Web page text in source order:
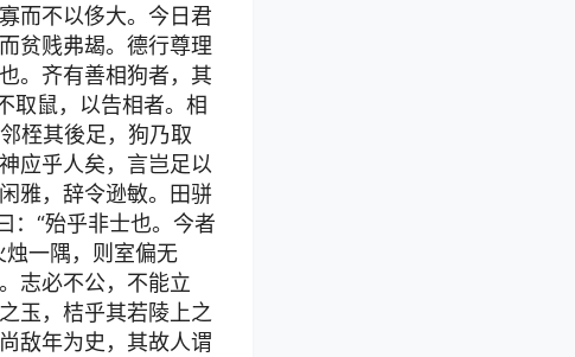
而不以侈大。今日君
贫贱弗朅。德行尊理
。齐有善相狗者，其
取鼠，以告相者。相
桎其後足，狗乃取
应乎人矣，言岂足以
雅，辞令逊敏。田骈
：“殆乎非士也。今者
一隅，则室偏无
志必不公，不能立
玉，桔乎其若陵上之
敌年为史，其故人谓